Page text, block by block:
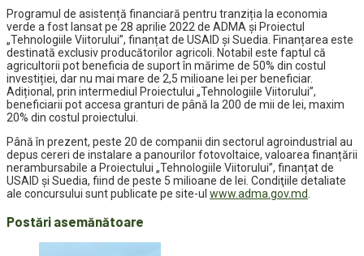
Programul de asistență financiară pentru tranziția la economia
verde a fost lansat pe 28 aprilie 2022 de ADMA şi Proiectul
„Tehnologiile Viitorului”, finanțat de USAID și Suedia. Finanțarea este
destinată exclusiv producătorilor agricoli. Notabil este faptul că
agricultorii pot beneficia de suport în mărime de 50% din costul
investiției, dar nu mai mare de 2,5 milioane lei per beneficiar.
Adițional, prin intermediul Proiectului „Tehnologiile Viitorului”,
beneficiarii pot accesa granturi de până la 200 de mii de lei, maxim
20% din costul proiectului.
Până în prezent, peste 20 de companii din sectorul agroindustrial au
depus cereri de instalare a panourilor fotovoltaice, valoarea finanțării
nerambursabile a Proiectului „Tehnologiile Viitorului”, finanțat de
USAID și Suedia, fiind de peste 5 milioane de lei. Condiţiile detaliate
ale concursului sunt publicate pe site-ul www.adma.gov.md
Postări asemănătoare